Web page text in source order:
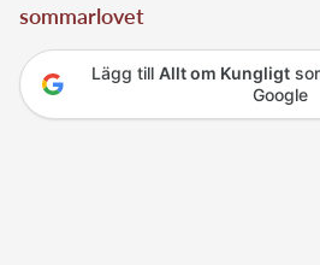
sommarlovet
Lägg till Allt om Kungligt
Google